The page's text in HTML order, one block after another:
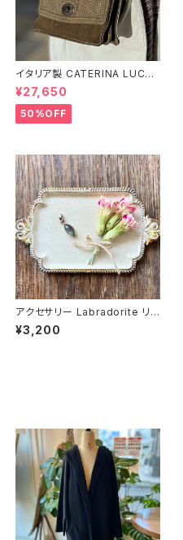
イタリア製 CATERINA LUCC
HI カーキ ミニ ショルダーバッグ
¥27,650
50%OFF
アクセサリー Labradorite リ
ーフ型ペンダントトップ
¥3,200